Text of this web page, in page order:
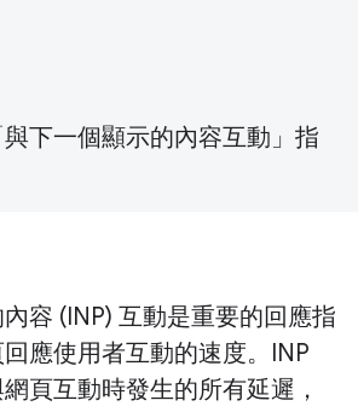
下一個顯示的內容互動」指
容 (INP) 互動是重要的回應指
應使用者互動的速度。INP
頁互動時發生的所有延遲，